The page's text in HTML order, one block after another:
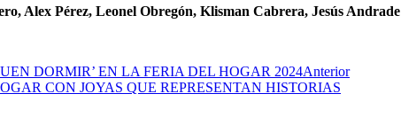
Alex Pérez, Leonel Obregón, Klisman Cabrera, Jesús Andrade
DORMIR’ EN LA FERIA DEL HOGAR 2024Anterior
CON JOYAS QUE REPRESENTAN HISTORIAS